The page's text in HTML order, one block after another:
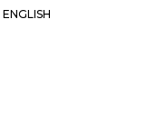
ENGLISH